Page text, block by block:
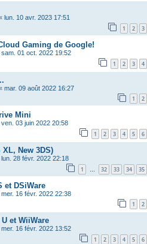
lun. 10 avr. 2023 17:51
1 2 3
Gaming de Google!
sam. 01 oct. 2022 19:52
1 2 3 4
mar. 09 août 2022 16:27
1 2
Mini
ven. 03 juin 2022 20:58
1 2 3 4 5 6
XL, New 3DS)
lun. 28 févr. 2022 22:18
1 … 32 33 34 35
et DSiWare
mer. 16 févr. 2022 22:38
1 2
et WiiWare
mer. 16 févr. 2022 13:52
1 2 3 4 5 6